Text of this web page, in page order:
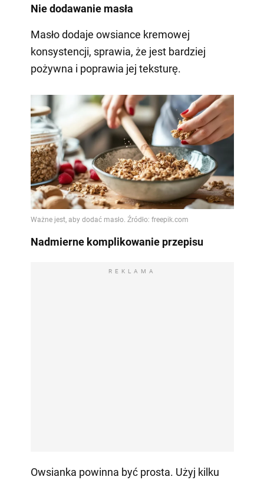
Nie dodawanie masła
Masło dodaje owsiance kremowej
konsystencji, sprawia, że jest bardziej
pożywna i poprawia jej teksturę.
Nadmierne komplikowanie przepisu
REKLAMA
Owsianka powinna być prosta. Użyj kilku